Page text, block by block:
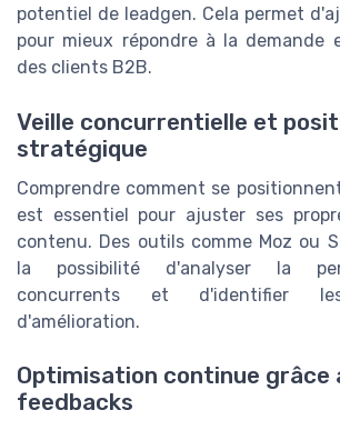
potentiel de leadgen. Cela permet
pour mieux répondre à la demande
des clients B2B.
Veille concurrentielle et
stratégique
Comprendre comment se
est essentiel pour ajuster ses
contenu. Des outils comme Moz ou
la possibilité d'analyser la
concurrents et d'identifier
d'amélioration.
Optimisation continue grâce
feedbacks